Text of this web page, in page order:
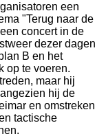
een
"Terug naar de
concert in de
dezer dagen
B en het
op te voeren.
maar hij
hij de
en omstreken
tactische